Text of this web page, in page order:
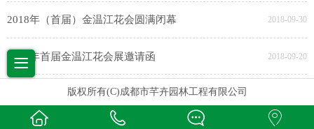
2018年（首届）金温江花会圆满闭幕 2018-09-30
2018年首届金温江花会展邀请函 2018-09-20
版权所有(C)成都市芊卉园林工程有限公司